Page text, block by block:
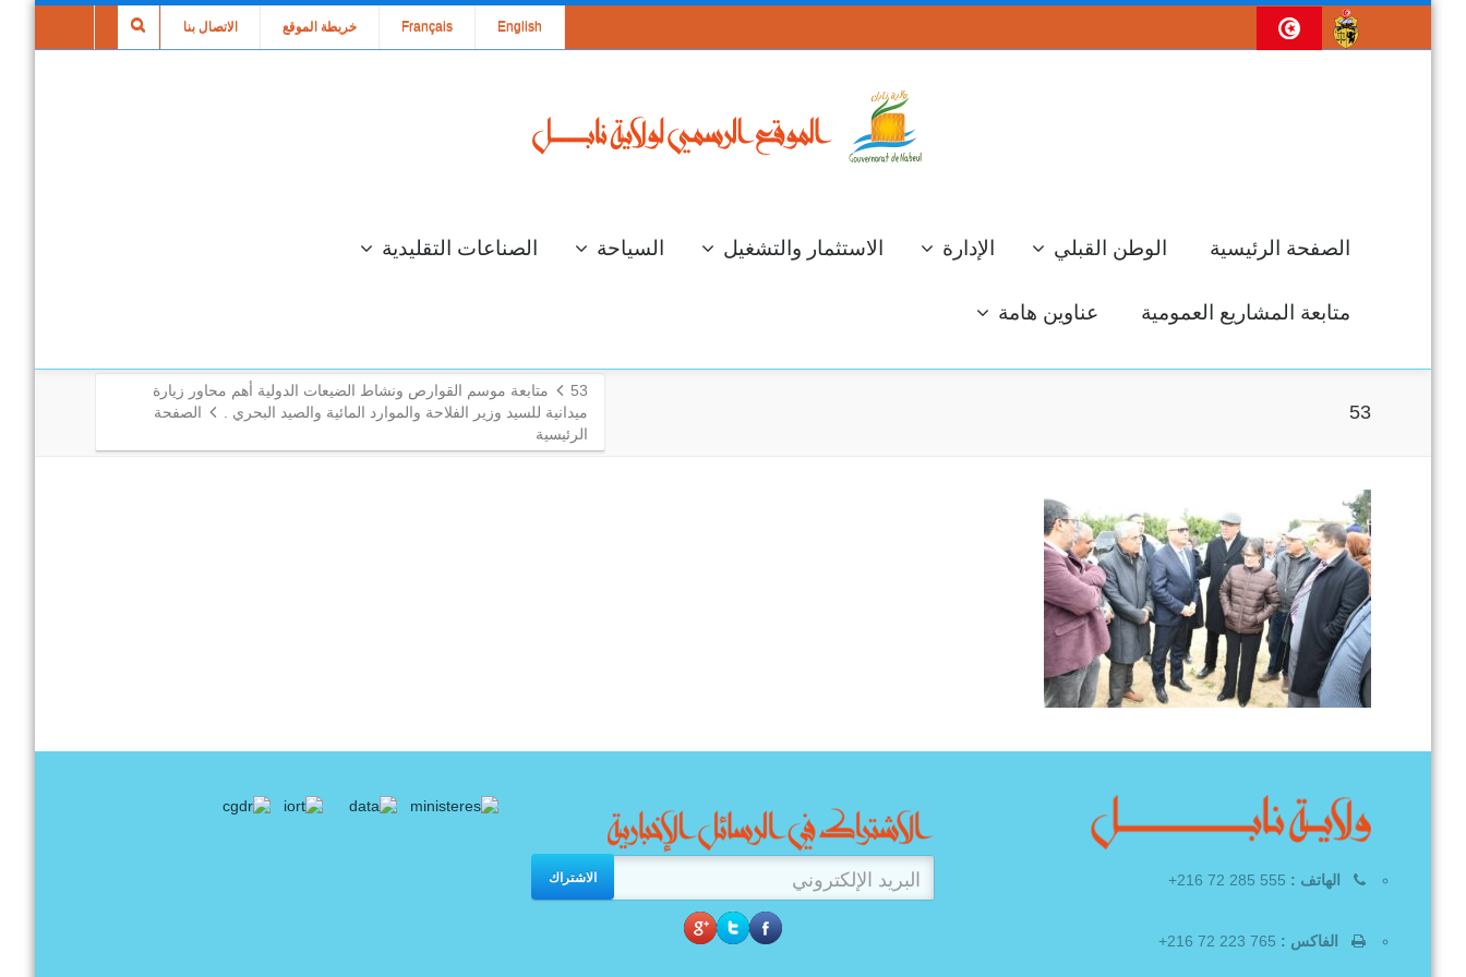
الاتصال بنا خريطة الموقع Français English
الصفحة الرئيسية الوطن القبلي الإدارة الاستثمار والتشغيل السياحة الصناعات التقليدية
متابعة المشاريع العمومية عناوين هامة
53
53
متابعة موسم القوارص ونشاط الضيعات الدولية أهم محاور زيارة
ميدانية للسيد وزير الفلاحة والموارد المائية والصيد البحري .
الصفحة
الرئيسية
الاشتراك الهاتف :
الفاكس :